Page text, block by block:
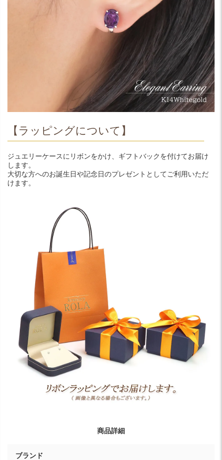
【ラッピングについて】
ジュエリーケースにリボンをかけ、ギフトバックを付けてお届け
します。
大切な方へのお誕生日や記念日のプレゼントとしてご利用いただ
けます。
商品詳細
ブランド